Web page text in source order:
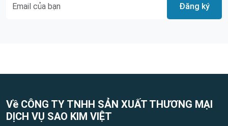
Đăng ký
Về CÔNG TY TNHH SẢN XUẤT THƯƠNG MẠI
DỊCH VỤ SAO KIM VIỆT